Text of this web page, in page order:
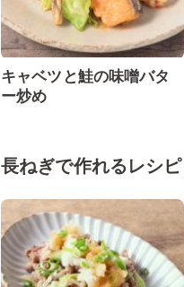
キャベツと鮭の味噌バタ
ー炒め
長ねぎで作れるレシピ